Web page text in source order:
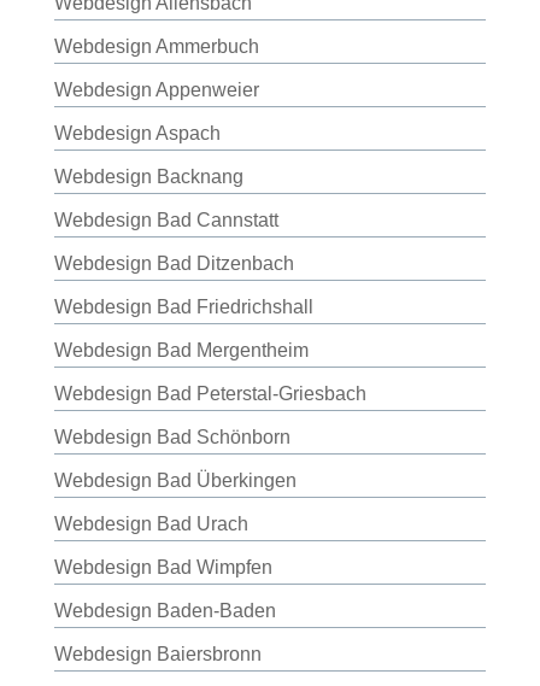
Webdesign Ammerbuch
Webdesign Appenweier
Webdesign Aspach
Webdesign Backnang
Webdesign Bad Cannstatt
Webdesign Bad Ditzenbach
Webdesign Bad Friedrichshall
Webdesign Bad Mergentheim
Webdesign Bad Peterstal-Griesbach
Webdesign Bad Schönborn
Webdesign Bad Überkingen
Webdesign Bad Urach
Webdesign Bad Wimpfen
Webdesign Baden-Baden
Webdesign Baiersbronn